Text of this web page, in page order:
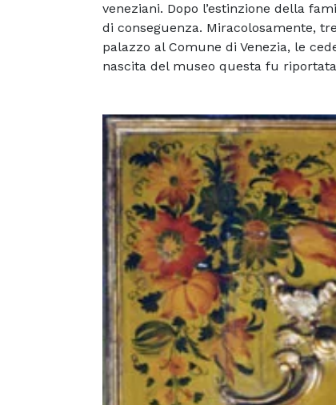
veneziani. Dopo l’estinzione della
di conseguenza. Miracolosamente,
palazzo al Comune di Venezia, le
nascita del museo questa fu riportata